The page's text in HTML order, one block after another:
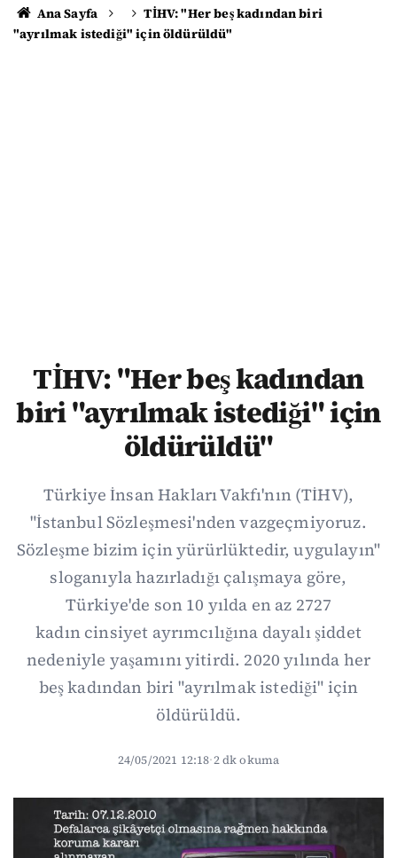
Ana Sayfa
TİHV: "Her beş kadından biri
"ayrılmak istediği" için öldürüldü"
TİHV: "Her beş kadından
biri "ayrılmak istediği" için
öldürüldü"
Türkiye İnsan Hakları Vakfı'nın (TİHV),
"İstanbul Sözleşmesi'nden vazgeçmiyoruz.
Sözleşme bizim için yürürlüktedir, uygulayın"
sloganıyla hazırladığı çalışmaya göre,
Türkiye'de son 10 yılda en az 2727
kadın cinsiyet ayrımcılığına dayalı şiddet
nedeniyle yaşamını yitirdi. 2020 yılında her
beş kadından biri "ayrılmak istediği" için
öldürüldü.
24/05/2021 12:18·2 dk okuma